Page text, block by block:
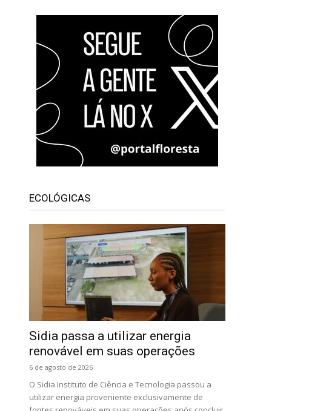
ECOLÓGICAS
Sidia passa a utilizar energia
renovável em suas operações
6 de agosto de 2026
O Sidia Instituto de Ciência e Tecnologia passou a
utilizar energia proveniente exclusivamente de